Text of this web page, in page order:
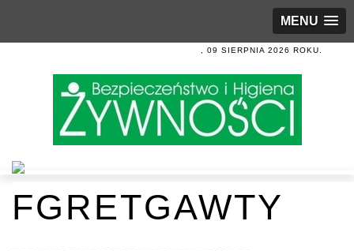
MENU
, 09 SIERPNIA 2026 ROKU.
FGRETGAWTY